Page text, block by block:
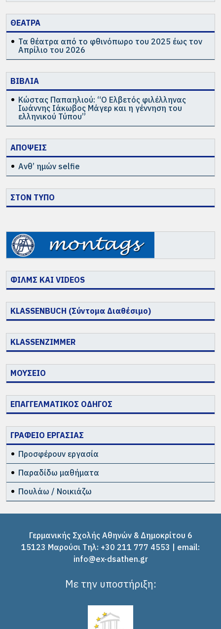
ΘΕΑΤΡΑ
Τα θέατρα από το φθινόπωρο του 2025 έως τον
Απρίλιο του 2026
ΒΙΒΛΙΑ
Κώστας Παπαηλιού: “Ο Ελβετός φιλέλληνας
Ιωάννης Ιάκωβος Μάγερ και η γέννηση του
ελληνικού Τύπου”
ΑΠΟΨΕΙΣ
Ανθ’ ημών selfie
ΣΤΟΝ ΤΥΠΟ
ΦΙΛΜΣ ΚΑΙ VIDEOS
KLASSENBUCH (Σύντομα Διαθέσιμο)
KLASSENZIMMER
ΜΟΥΣΕΙΟ
ΕΠΑΓΓΕΛΜΑΤΙΚΟΣ ΟΔΗΓΟΣ
ΓΡΑΦΕΙΟ ΕΡΓΑΣΙΑΣ
Προσφέρουν εργασία
Παραδίδω μαθήματα
Πουλάω / Νοικιάζω
Γερμανικής Σχολής Αθηνών & Δημοκρίτου 6
15123 Μαρούσι Tηλ: +30 211 777 4553 | email:
info@ex-dsathen.gr
Με την υποστήριξη: